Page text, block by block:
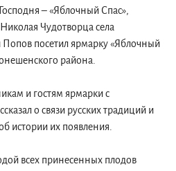
– «Яблочный Спас»,
Чудотворца села
посетил ярмарку «Яблочный
района.
и гостям ярмарки с
о связи русских традиций и
истории их появления.
всех принесенных плодов